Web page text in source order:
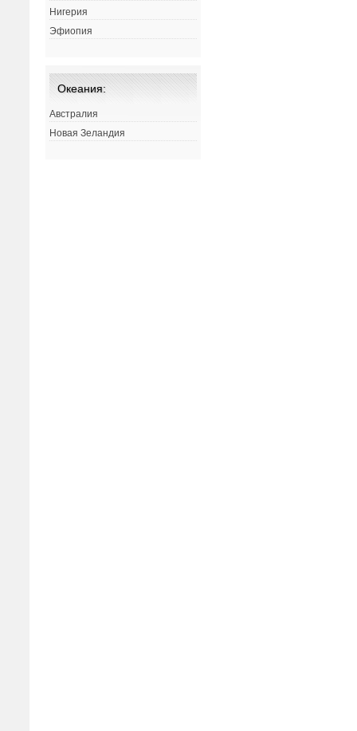
Нигерия
Эфиопия
Океания:
Австралия
Новая Зеландия